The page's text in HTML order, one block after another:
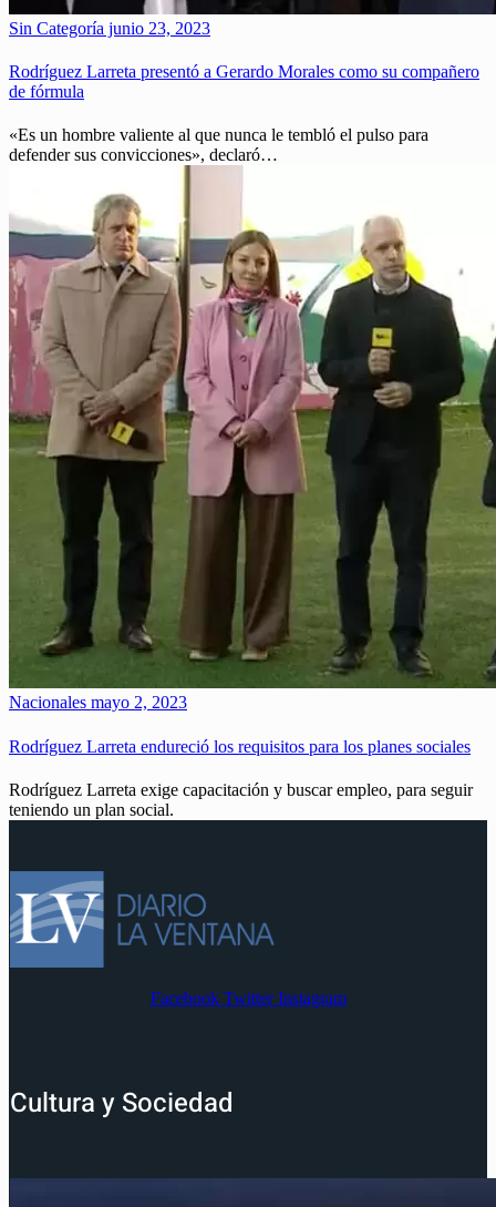
Sin Categoría junio 23, 2023
Rodríguez Larreta presentó a Gerardo Morales como su compañero
de fórmula
«Es un hombre valiente al que nunca le tembló el pulso para
defender sus convicciones», declaró…
Nacionales mayo 2, 2023
Rodríguez Larreta endureció los requisitos para los planes sociales
Rodríguez Larreta exige capacitación y buscar empleo, para seguir
teniendo un plan social.
Facebook Twitter Instagram
Cultura y Sociedad